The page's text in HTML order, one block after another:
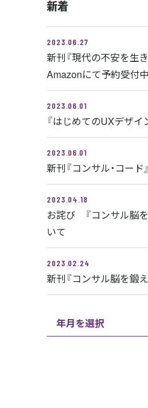
新着
2023.06.27
新刊『現代の不安を生
Amazonにて予約受付中
2023.06.01
『はじめてのUXデザイ
2023.06.01
新刊『コンサル・コード
2023.04.18
お詫び 『コンサル脳
いて
2023.02.24
新刊『コンサル脳を鍛
年月を選択